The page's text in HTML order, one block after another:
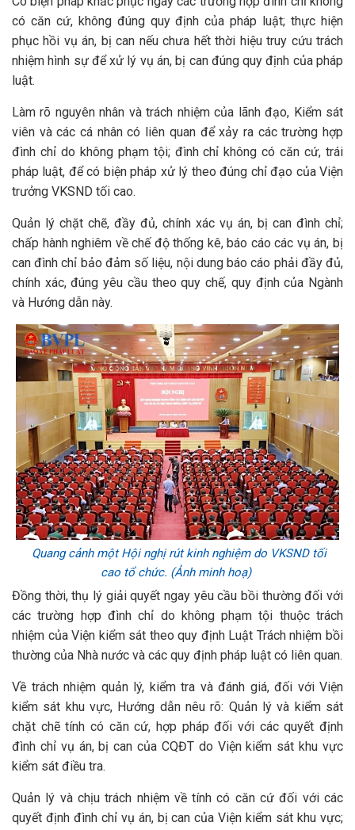
có căn cứ, không đúng quy định của pháp luật; thực hiện
phục hồi vụ án, bị can nếu chưa hết thời hiệu truy cứu trách
nhiệm hình sự để xử lý vụ án, bị can đúng quy định của pháp
luật.
Làm rõ nguyên nhân và trách nhiệm của lãnh đạo, Kiểm sát
viên và các cá nhân có liên quan để xảy ra các trường hợp
đình chỉ do không phạm tội; đình chỉ không có căn cứ, trái
pháp luật, để có biện pháp xử lý theo đúng chỉ đạo của Viện
trưởng VKSND tối cao.
Quản lý chặt chẽ, đầy đủ, chính xác vụ án, bị can đình chỉ;
chấp hành nghiêm về chế độ thống kê, báo cáo các vụ án, bị
can đình chỉ bảo đảm số liệu, nội dung báo cáo phải đầy đủ,
chính xác, đúng yêu cầu theo quy chế, quy định của Ngành
và Hướng dẫn này.
Quang cảnh một Hội nghị rút kinh nghiệm do VKSND tối
cao tổ chức. (Ảnh minh hoạ)
Đồng thời, thụ lý giải quyết ngay yêu cầu bồi thường đối với
các trường hợp đình chỉ do không phạm tội thuộc trách
nhiệm của Viện kiểm sát theo quy định Luật Trách nhiệm bồi
thường của Nhà nước và các quy định pháp luật có liên quan.
Về trách nhiệm quản lý, kiểm tra và đánh giá, đối với Viện
kiểm sát khu vực, Hướng dẫn nêu rõ: Quản lý và kiểm sát
chặt chẽ tính có căn cứ, hợp pháp đối với các quyết định
đình chỉ vụ án, bị can của CQĐT do Viện kiểm sát khu vực
kiểm sát điều tra.
Quản lý và chịu trách nhiệm về tính có căn cứ đối với các
quyết định đình chỉ vụ án, bị can của Viện kiểm sát khu vực;